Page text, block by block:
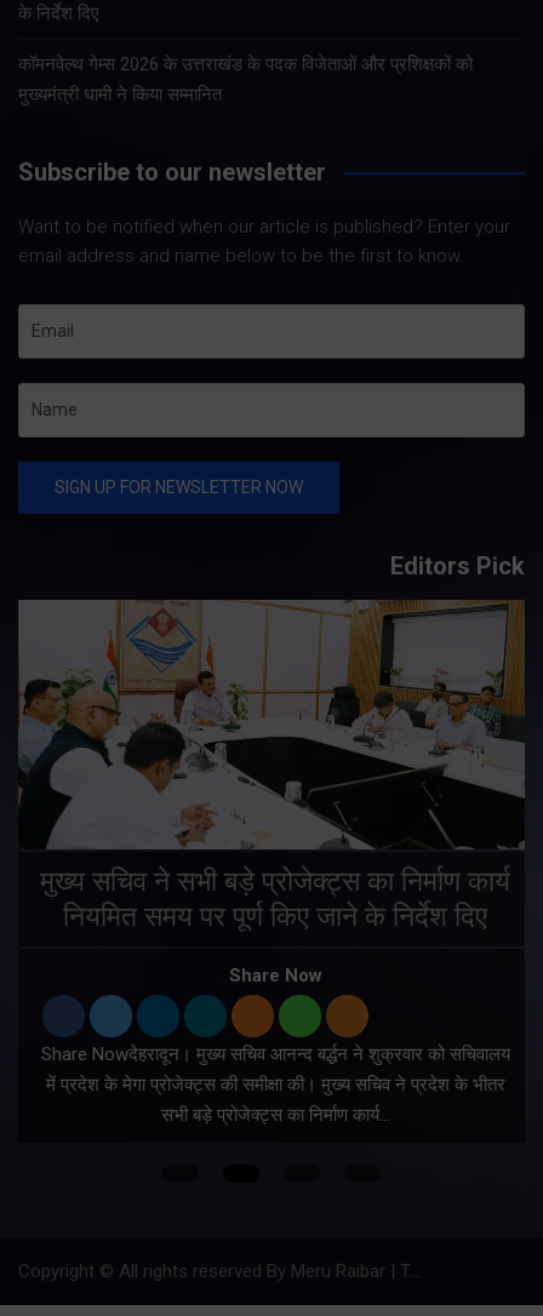
के निर्देश दिए
कॉमनवेल्थ गेम्स 2026 के उत्तराखंड के पदक विजेताओं और प्रशिक्षकों को
मुख्यमंत्री धामी ने किया सम्मानित
Subscribe to our newsletter
Want to be notified when our article is published? Enter your
email address and name below to be the first to know.
Editors Pick
मुख्य सचिव ने सभी बड़े प्रोजेक्ट्स का निर्माण कार्य
नियमित समय पर पूर्ण किए जाने के निर्देश दिए
Share Now
Share Nowदेहरादून। मुख्य सचिव आनन्द बर्द्धन ने शुक्रवार को सचिवालय
में प्रदेश के मेगा प्रोजेक्ट्स की समीक्षा की। मुख्य सचिव ने प्रदेश के भीतर
सभी बड़े प्रोजेक्ट्स का निर्माण कार्य…
Copyright © All rights reserved By Meru Raibar | Theme by